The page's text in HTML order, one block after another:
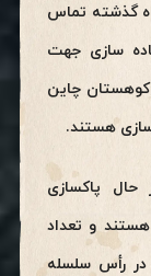
گذشته تماس
سازی جهت
چاین
هستند.
پاکسازی
و تعداد
است. در رأس سلسله